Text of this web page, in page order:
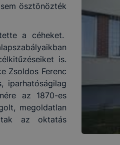
ösztönözték
a céheket.
is.
Zsoldos Ferenc
iparhatóságilag
az 1870-es
megoldatlan
az oktatás